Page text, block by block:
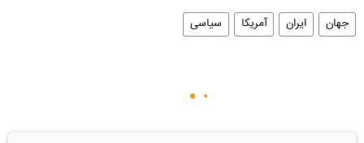
جهان ایران آمریکا سیاسی